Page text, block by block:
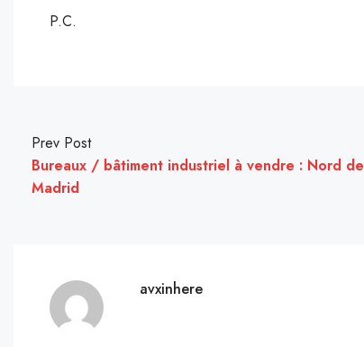
P.C.
Prev Post
Bureaux / bâtiment industriel à vendre : Nord de
Madrid
avxinhere